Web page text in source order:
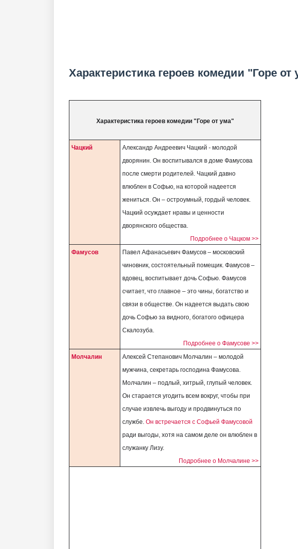
Характеристика героев комедии "Горе
Характеристика героев комедии "Горе от ума"
Чацкий
Александр Андреевич Чацкий - молодой
дворянин. Он воспитывался в доме Фамусова
после смерти родителей. Чацкий давно
влюблен в Софью, на которой надеется
жениться. Он – остроумный, гордый человек.
Чацкий осуждает нравы и ценности
дворянского общества.
Подробнее о Чацком >>
Фамусов
Павел Афанасьевич Фамусов – московский
чиновник, состоятельный помещик. Фамусов –
вдовец, воспитывает дочь Софью. Фамусов
считает, что главное – это чины, богатство и
связи в обществе. Он надеется выдать свою
дочь Софью за видного, богатого офицера
Скалозуба.
Подробнее о Фамусове >>
Молчалин
Алексей Степанович Молчалин – молодой
мужчина, секретарь господина Фамусова.
Молчалин – подлый, хитрый, глупый человек.
Он старается угодить всем вокруг, чтобы при
случае извлечь выгоду и продвинуться по
службе. Он встречается с Софьей Фамусовой
ради выгоды, хотя на самом деле он влюблен в
служанку Лизу.
Подробнее о Молчалине >>